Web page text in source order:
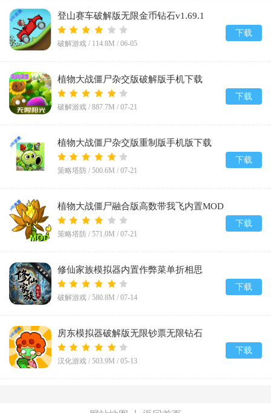
登山赛车破解版无限金币钻石v1.69.1
破解游戏 / 114.8M / 06-05
下载
植物大战僵尸杂交版破解版手机下载
(Plants vs Zombies Super Hybrid)v3.12
破解游戏 / 887.7M / 07-21
下载
植物大战僵尸杂交版重制版手机版下载
v0.25.0.0
策略塔防 / 500.6M / 07-21
下载
植物大战僵尸融合版高数带我飞内置MOD
菜单(PlantsVsZombiesRH-Mod)v3.8.1
策略塔防 / 571.0M / 07-21
下载
修仙家族模拟器内置作弊菜单折相思
v10.1.6
破解游戏 / 580.8M / 07-14
下载
房东模拟器破解版无限钞票无限钻石
v1.87.5.2
汉化游戏 / 503.9M / 05-13
下载